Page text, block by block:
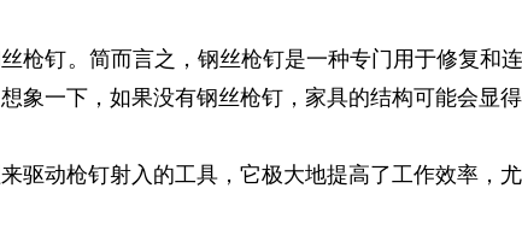
枪钉。简而言之，钢丝枪钉是一种专门用于修复和
象一下，如果没有钢丝枪钉，家具的结构可能会显
驱动枪钉射入的工具，它极大地提高了工作效率，